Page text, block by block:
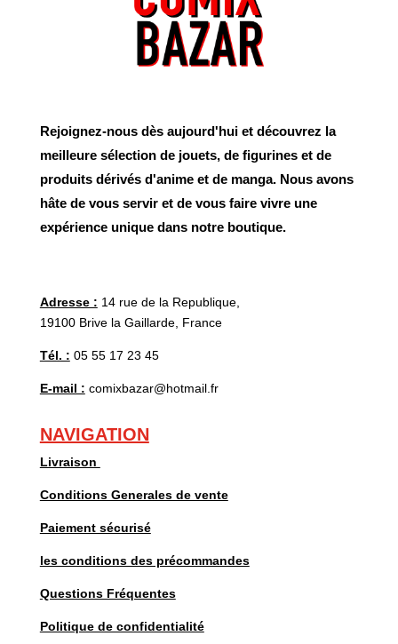
Rejoignez-nous dès aujourd'hui et découvrez la
meilleure sélection de jouets, de figurines et de
produits dérivés d'anime et de manga. Nous avons
hâte de vous servir et de vous faire vivre une
expérience unique dans notre boutique.
Adresse : 14 rue de la Republique,
19100 Brive la Gaillarde, France
Tél. : 05 55 17 23 45
E-mail : comixbazar@hotmail.fr
NAVIGATION
Livraison
Conditions Generales de vente
Paiement sécurisé
les conditions des précommandes
Questions Fréquentes
Politique de confidentialité